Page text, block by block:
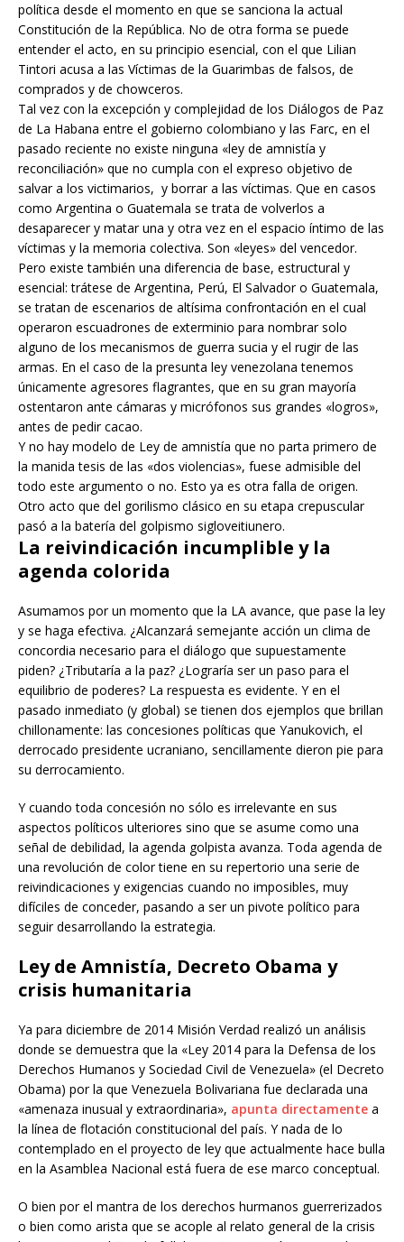
política desde el momento en que se sanciona la actual
Constitución de la República. No de otra forma se puede
entender el acto, en su principio esencial, con el que Lilian
Tintori acusa a las Víctimas de la Guarimbas de falsos, de
comprados y de chowceros.
Tal vez con la excepción y complejidad de los Diálogos de Paz
de La Habana entre el gobierno colombiano y las Farc, en el
pasado reciente no existe ninguna «ley de amnistía y
reconciliación» que no cumpla con el expreso objetivo de
salvar a los victimarios, y borrar a las víctimas. Que en casos
como Argentina o Guatemala se trata de volverlos a
desaparecer y matar una y otra vez en el espacio íntimo de las
víctimas y la memoria colectiva. Son «leyes» del vencedor.
Pero existe también una diferencia de base, estructural y
esencial: trátese de Argentina, Perú, El Salvador o Guatemala,
se tratan de escenarios de altísima confrontación en el cual
operaron escuadrones de exterminio para nombrar solo
alguno de los mecanismos de guerra sucia y el rugir de las
armas. En el caso de la presunta ley venezolana tenemos
únicamente agresores flagrantes, que en su gran mayoría
ostentaron ante cámaras y micrófonos sus grandes «logros»,
antes de pedir cacao.
Y no hay modelo de Ley de amnistía que no parta primero de
la manida tesis de las «dos violencias», fuese admisible del
todo este argumento o no. Esto ya es otra falla de origen.
Otro acto que del gorilismo clásico en su etapa crepuscular
pasó a la batería del golpismo sigloveitiunero.
La reivindicación incumplible y la
agenda colorida
Asumamos por un momento que la LA avance, que pase la ley
y se haga efectiva. ¿Alcanzará semejante acción un clima de
concordia necesario para el diálogo que supuestamente
piden? ¿Tributaría a la paz? ¿Lograría ser un paso para el
equilibrio de poderes? La respuesta es evidente. Y en el
pasado inmediato (y global) se tienen dos ejemplos que brillan
chillonamente: las concesiones políticas que Yanukovich, el
derrocado presidente ucraniano, sencillamente dieron pie para
su derrocamiento.
Y cuando toda concesión no sólo es irrelevante en sus
aspectos políticos ulteriores sino que se asume como una
señal de debilidad, la agenda golpista avanza. Toda agenda de
una revolución de color tiene en su repertorio una serie de
reivindicaciones y exigencias cuando no imposibles, muy
difíciles de conceder, pasando a ser un pivote político para
seguir desarrollando la estrategia.
Ley de Amnistía, Decreto Obama y
crisis humanitaria
Ya para diciembre de 2014 Misión Verdad realizó un análisis
donde se demuestra que la «Ley 2014 para la Defensa de los
Derechos Humanos y Sociedad Civil de Venezuela» (el Decreto
Obama) por la que Venezuela Bolivariana fue declarada una
«amenaza inusual y extraordinaria», apunta directamente a
la línea de flotación constitucional del país. Y nada de lo
contemplado en el proyecto de ley que actualmente hace bulla
en la Asamblea Nacional está fuera de ese marco conceptual.
O bien por el mantra de los derechos hurmanos guerrerizados
o bien como arista que se acople al relato general de la crisis